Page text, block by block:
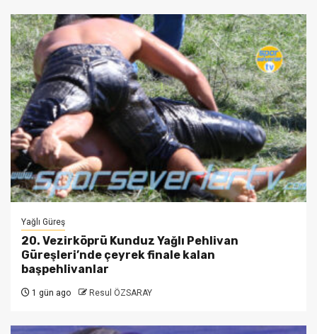
Yağlı Güreş
20. Vezirköprü Kunduz Yağlı Pehlivan
Güreşleri’nde çeyrek finale kalan
başpehlivanlar
1 gün ago Resul ÖZSARAY